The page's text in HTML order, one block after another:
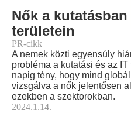
Nők a kutatásban
területein
PR-cikk
A nemek közti egyensúly
probléma a kutatási és az
napig tény, hogy mind
vizsgálva a nők jelentősen
ezekben a szektorokban.
2024.1.14.